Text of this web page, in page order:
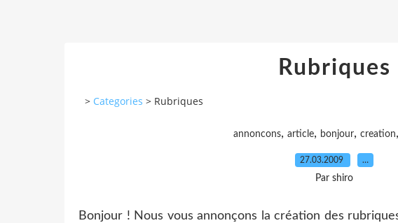
Rubriques
> Categories > Rubriques
annoncons, article, bonjour, creation,
27.03.2009 …
Par shiro
Bonjour ! Nous vous annonçons la création des